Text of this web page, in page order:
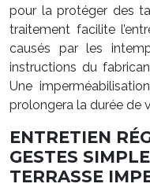
pour la protéger des
traitement facilite
causés par les
instructions du
Une
prolongera la durée de
ENTRETIEN
GESTES
TERRASSE